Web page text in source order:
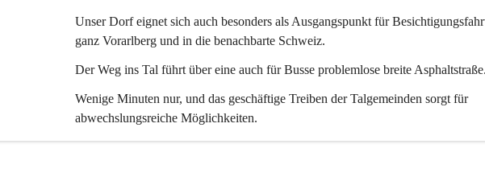
Unser Dorf eignet sich auch besonders als Ausgangspunkt für
ganz Vorarlberg und in die benachbarte Schweiz.
Der Weg ins Tal führt über eine auch für Busse problemlose breite
Wenige Minuten nur, und das geschäftige Treiben der Talgemeinden sorgt für
abwechslungsreiche Möglichkeiten.